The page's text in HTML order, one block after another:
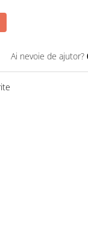
Ai nevoie de ajutor?